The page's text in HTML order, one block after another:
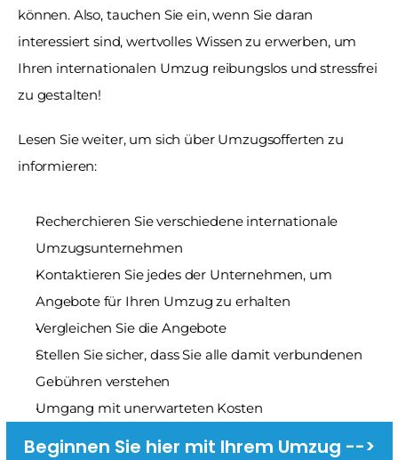
können. Also, tauchen Sie ein, wenn Sie daran
interessiert sind, wertvolles Wissen zu erwerben, um
Ihren internationalen Umzug reibungslos und stressfrei
zu gestalten!
Lesen Sie weiter, um sich über Umzugsofferten zu
informieren:
Recherchieren Sie verschiedene internationale
Umzugsunternehmen
Kontaktieren Sie jedes der Unternehmen, um
Angebote für Ihren Umzug zu erhalten
Vergleichen Sie die Angebote
Stellen Sie sicher, dass Sie alle damit verbundenen
Gebühren verstehen
Umgang mit unerwarteten Kosten
Beginnen Sie hier mit Ihrem Umzug -->